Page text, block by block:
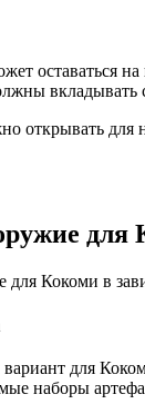
оставаться
для
для
Кокоми в
для
наборы